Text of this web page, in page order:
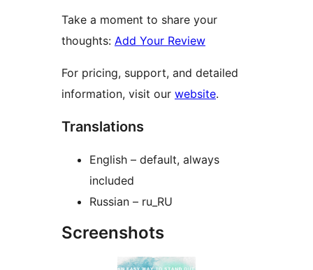
Take a moment to share your
thoughts: Add Your Review
For pricing, support, and detailed
information, visit our website.
Translations
English – default, always
included
Russian – ru_RU
Screenshots